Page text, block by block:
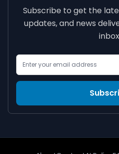
Subscribe to get the
updates, and news